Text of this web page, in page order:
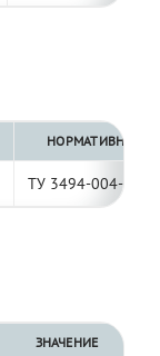
НОРМАТИВНЫЙ
ТУ 3494-004-
ЗНАЧЕНИЕ